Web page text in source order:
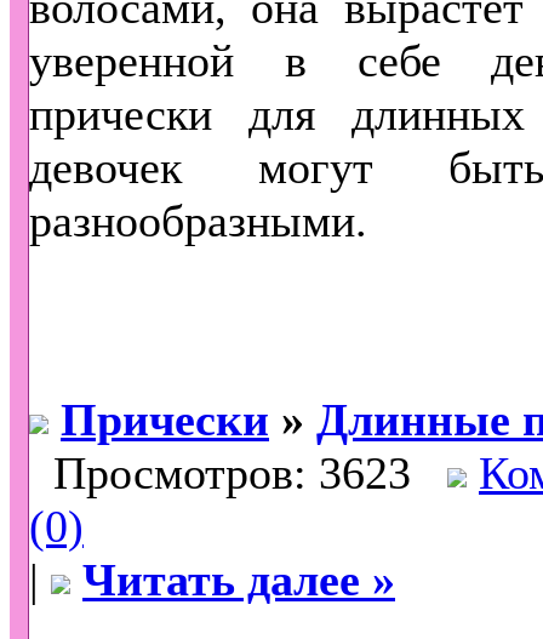
уверенной в себе
прически для
девочек могут
разнообразными.
Прически » Длинные
Просмотров: 3623
(0)
|
Читать далее »